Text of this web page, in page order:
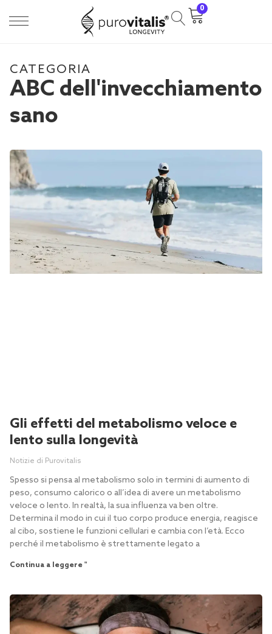
0
CATEGORIA
ABC dell'invecchiamento
sano
Gli effetti del metabolismo veloce e
lento sulla longevità
Notizie di Purovitalis
Spesso si pensa al metabolismo solo in termini di aumento di
peso, consumo calorico o all’idea di avere un metabolismo
veloce o lento. In realtà, la sua influenza va ben oltre.
Determina il modo in cui il tuo corpo produce energia, reagisce
al cibo, sostiene le funzioni cellulari e cambia con l’età. Ecco
perché il metabolismo è strettamente legato a
Continua a leggere "